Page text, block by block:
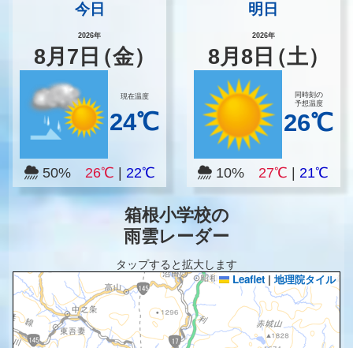
今日
2026年
8月 7 日（金）
現在温度
24℃
50% 26℃ 22℃
明日
2026年
8月8 日（土）
同時刻の
予想温度
26℃
10% 27℃ |21℃
箱根小学校の
雨雲レーダー
タップすると拡大します
Leaflet | 地理院タイル